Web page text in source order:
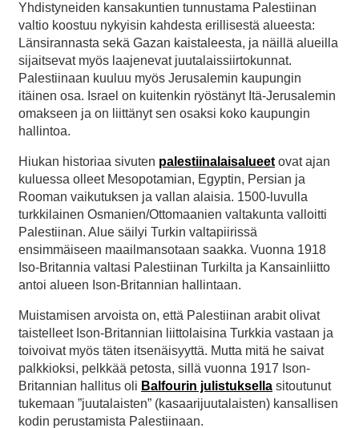
Yhdistyneiden kansakuntien tunnustama Palestiinan
valtio koostuu nykyisin kahdesta erillisestä alueesta:
Länsirannasta sekä Gazan kaistaleesta, ja näillä alueilla
sijaitsevat myös laajenevat juutalaissiirtokunnat.
Palestiinaan kuuluu myös Jerusalemin kaupungin
itäinen osa. Israel on kuitenkin ryöstänyt Itä-Jerusalemin
omakseen ja on liittänyt sen osaksi koko kaupungin
hallintoa.
Hiukan historiaa sivuten palestiinalaisalueetovat ajan
kuluessa olleet Mesopotamian, Egyptin, Persian ja
Rooman vaikutuksen ja vallan alaisia. 1500-luvulla
turkkilainen Osmanien/Ottomaanien valtakunta valloitti
Palestiinan. Alue säilyi Turkin valtapiirissä
ensimmäiseen maailmansotaan saakka. Vuonna 1918
Iso-Britannia valtasi Palestiinan Turkilta ja Kansainliitto
antoi alueen Ison-Britannian hallintaan.
Muistamisen arvoista on, että Palestiinan arabit olivat
taistelleet Ison-Britannian liittolaisina Turkkia vastaan ja
toivoivat myös täten itsenäisyyttä. Mutta mitä he saivat
palkkioksi, pelkkää petosta, sillä vuonna 1917 Ison-
Britannian hallitus oli Balfourin julistuksella sitoutunut
tukemaan ”juutalaisten” (kasaarijuutalaisten) kansallisen
kodin perustamista Palestiinaan.